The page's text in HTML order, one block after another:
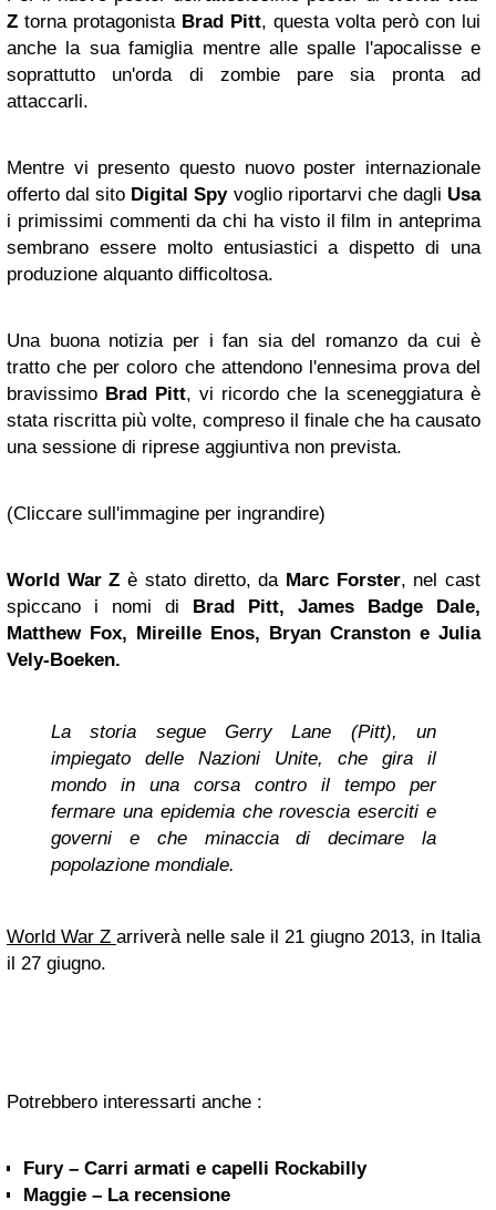
Z torna protagonista Brad Pitt, questa volta però con lui
anche la sua famiglia mentre alle spalle l'apocalisse e
soprattutto un'orda di zombie pare sia pronta ad
attaccarli.
Mentre vi presento questo nuovo poster internazionale
offerto dal sito Digital Spyvoglio riportarvi che dagli Usa
i primissimi commenti da chi ha visto il film in anteprima
sembrano essere molto entusiastici a dispetto di una
produzione alquanto difficoltosa.
Una buona notizia per i fan sia del romanzo da cui è
tratto che per coloro che attendono l'ennesima prova del
bravissimo Brad Pitt, vi ricordo che la sceneggiatura è
stata riscritta più volte, compreso il finale che ha causato
una sessione di riprese aggiuntiva non prevista.
(Cliccare sull'immagine per ingrandire)
World War Zè stato diretto, da Marc Forster, nel cast
spiccano i nomi di
Brad Pitt, James Badge Dale,
Matthew Fox, Mireille Enos,
Bryan Cranston e Julia
Vely-Boeken.
La storia segue Gerry Lane (Pitt), un
impiegato delle Nazioni Unite, che gira il
mondo in una corsa contro il tempo per
fermare una epidemia che rovescia eserciti e
governi e che minaccia di decimare la
popolazione mondiale.
World War Z arriverà nelle sale il 21 giugno 2013, in Italia
il 27 giugno.
Potrebbero interessarti anche :
Fury – Carri armati e capelli Rockabilly
Maggie – La recensione